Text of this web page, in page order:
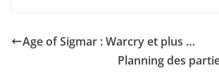
Age of Sigmar : Warcry et plus …
Planning des